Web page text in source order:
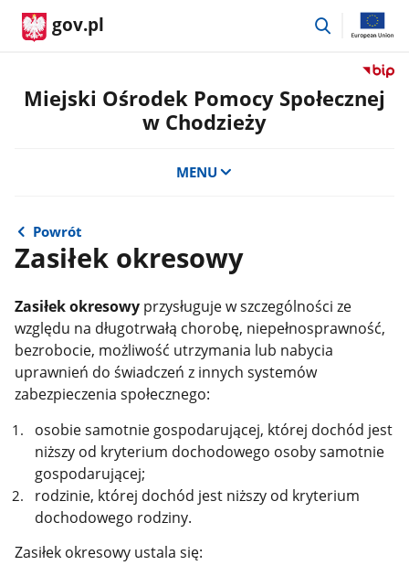
gov.pl
przejdź
Przejdź
do
Miejski Ośrodek Pomocy Społecznej
w Chodzieży
MENU
Powrót
Zasiłek okresowy
Zasiłek okresowyprzysługuje w szczególności ze
względu na długotrwałą chorobę, niepełnosprawność,
bezrobocie, możliwość utrzymania lub nabycia
uprawnień do świadczeń z innych systemów
zabezpieczenia społecznego:
osobie samotnie gospodarującej, której dochód jest
niższy od kryterium dochodowego osoby samotnie
gospodarującej;
rodzinie, której dochód jest niższy od kryterium
dochodowego rodziny.
Zasiłek okresowy ustala się: